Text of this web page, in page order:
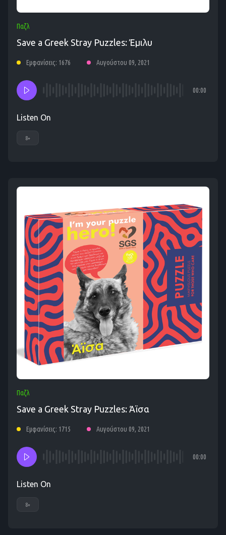
Παζλ
Save a Greek Stray Puzzles: Έμιλυ
Εμφανίσεις: 1676 Αυγούστου 09, 2021
00:00
Listen On
8+
Παζλ
Save a Greek Stray Puzzles: Άϊσα
Εμφανίσεις: 1715 Αυγούστου 09, 2021
00:00
Listen On
8+